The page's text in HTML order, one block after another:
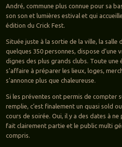
André, commune plus connue pour sa
son son et lumières estival et qui
édition du Crick Fest.
Située juste à la sortie de la ville, la salle
quelques 350 personnes, dispose d’une
dignes des plus grands clubs. Toute une
s’affaire à préparer les lieux, loges,
s’annonce plus que chaleureuse.
Si les préventes ont permis de compter
remplie, c’est finalement un quasi sold
cours de soirée. Oui, il y a des dates à
fait clairement partie et le public multi
compris.